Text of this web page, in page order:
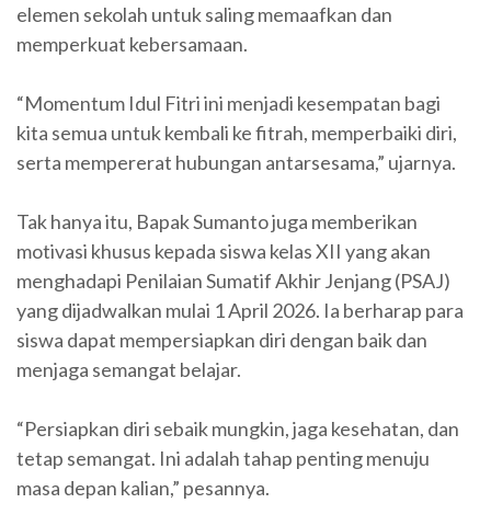
elemen sekolah untuk saling memaafkan dan
memperkuat kebersamaan.
“Momentum Idul Fitri ini menjadi kesempatan bagi
kita semua untuk kembali ke fitrah, memperbaiki diri,
serta mempererat hubungan antarsesama,” ujarnya.
Tak hanya itu, Bapak Sumanto juga memberikan
motivasi khusus kepada siswa kelas XII yang akan
menghadapi Penilaian Sumatif Akhir Jenjang (PSAJ)
yang dijadwalkan mulai 1 April 2026. Ia berharap para
siswa dapat mempersiapkan diri dengan baik dan
menjaga semangat belajar.
“Persiapkan diri sebaik mungkin, jaga kesehatan, dan
tetap semangat. Ini adalah tahap penting menuju
masa depan kalian,” pesannya.